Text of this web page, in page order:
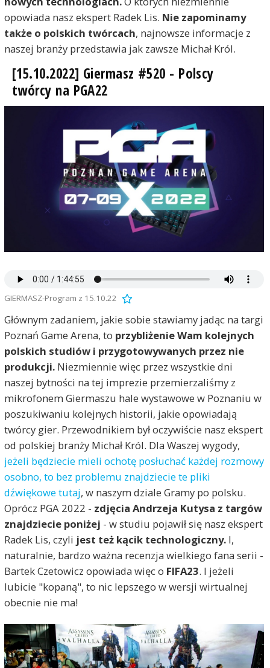
opowiada nasz ekspert Radek Lis. Nie zapominamy
także o polskich twórcach, najnowsze informacje z
naszej branży przedstawia jak zawsze Michał Król.
[15.10.2022] Giermasz #520 - Polscy
twórcy na PGA22
GIERMASZ-Program z 15.10.22
Głównym zadaniem, jakie sobie stawiamy jadąc na targi
Poznań Game Arena, to przybliżenie Wam kolejnych
polskich studiów i przygotowywanych przez nie
produkcji.Niezmiennie więc przez wszystkie dni
naszej bytności na tej imprezie przemierzaliśmy z
mikrofonem Giermaszu hale wystawowe w Poznaniu w
poszukiwaniu kolejnych historii, jakie opowiadają
twórcy gier. Przewodnikiem był oczywiście nasz ekspert
od polskiej branży Michał Król. Dla Waszej wygody,
jeżeli będziecie mieli ochotę posłuchać każdej rozmowy
osobno, to bez problemu znajdziecie te pliki
dźwiękowe tutaj, w naszym dziale Gramy po polsku.
Oprócz PGA 2022 - zdjęcia Andrzeja Kutysa z targów
znajdziecie poniżej - w studiu pojawił się nasz ekspert
Radek Lis, czyli jest też kącik technologiczny.I,
naturalnie, bardzo ważna recenzja wielkiego fana serii -
Bartek Czetowicz opowiada więc o FIFA23. I jeżeli
lubicie "kopaną", to nic lepszego w wersji wirtualnej
obecnie nie ma!